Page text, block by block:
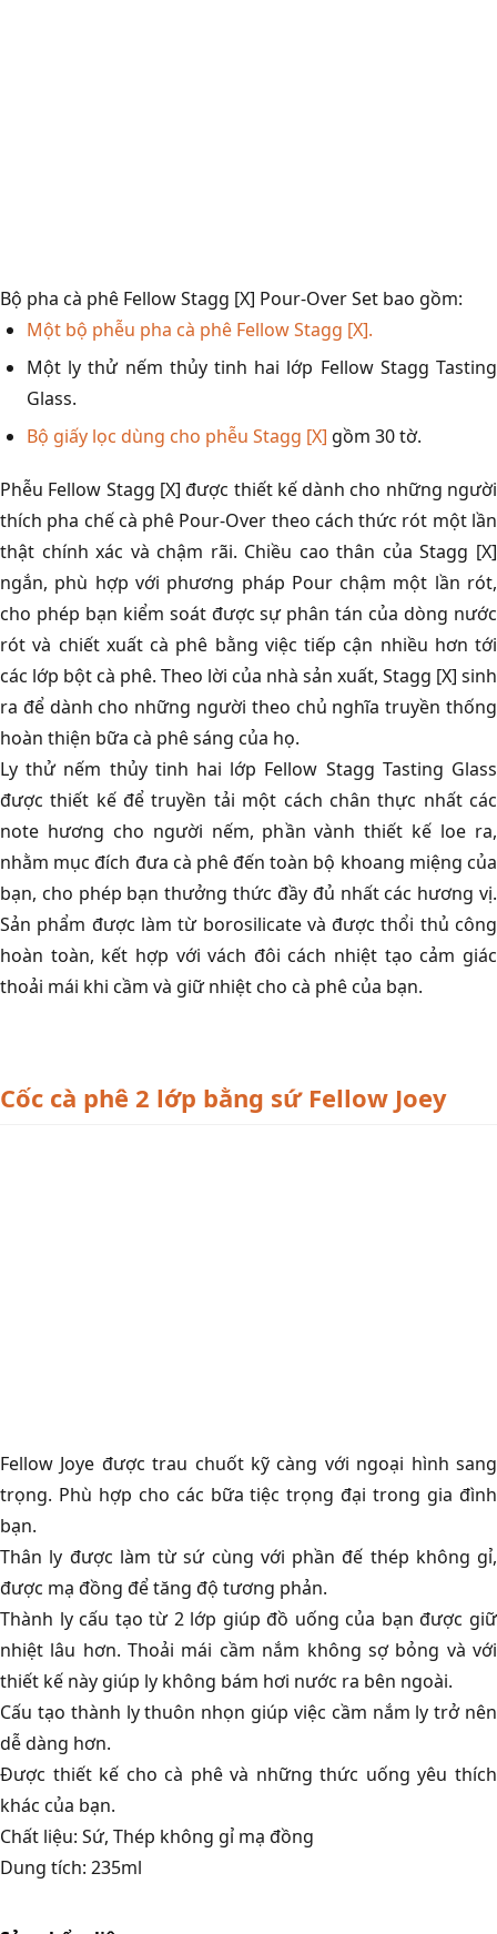
Bộ pha cà phê Fellow Stagg [X] Pour-Over Set bao gồm:
Một bộ phễu pha cà phê Fellow Stagg [X].
Một ly thử nếm thủy tinh hai lớp Fellow Stagg Tasting
Glass.
Bộ giấy lọc dùng cho phễu Stagg [X] gồm 30 tờ.
Phễu Fellow Stagg [X] được thiết kế dành cho những người
thích pha chế cà phê Pour-Over theo cách thức rót một lần
thật chính xác và chậm rãi. Chiều cao thân của Stagg [X]
ngắn, phù hợp với phương pháp Pour chậm một lần rót,
cho phép bạn kiểm soát được sự phân tán của dòng nước
rót và chiết xuất cà phê bằng việc tiếp cận nhiều hơn tới
các lớp bột cà phê. Theo lời của nhà sản xuất, Stagg [X] sinh
ra để dành cho những người theo chủ nghĩa truyền thống
hoàn thiện bữa cà phê sáng của họ.
Ly thử nếm thủy tinh hai lớp Fellow Stagg Tasting Glass
được thiết kế để truyền tải một cách chân thực nhất các
note hương cho người nếm, phần vành thiết kế loe ra,
nhằm mục đích đưa cà phê đến toàn bộ khoang miệng của
bạn, cho phép bạn thưởng thức đầy đủ nhất các hương vị.
Sản phẩm được làm từ borosilicate và được thổi thủ công
hoàn toàn, kết hợp với vách đôi cách nhiệt tạo cảm giác
thoải mái khi cầm và giữ nhiệt cho cà phê của bạn.
Cốc cà phê 2 lớp bằng sứ Fellow Joey
Fellow Joye được trau chuốt kỹ càng với ngoại hình sang
trọng. Phù hợp cho các bữa tiệc trọng đại trong gia đình
bạn.
Thân ly được làm từ sứ cùng với phần đế thép không gỉ,
được mạ đồng để tăng độ tương phản.
Thành ly cấu tạo từ 2 lớp giúp đồ uống của bạn được giữ
nhiệt lâu hơn. Thoải mái cầm nắm không sợ bỏng và với
thiết kế này giúp ly không bám hơi nước ra bên ngoài.
Cấu tạo thành ly thuôn nhọn giúp việc cầm nắm ly trở nên
dễ dàng hơn.
Được thiết kế cho cà phê và những thức uống yêu thích
khác của bạn.
Chất liệu: Sứ, Thép không gỉ mạ đồng
Dung tích: 235ml